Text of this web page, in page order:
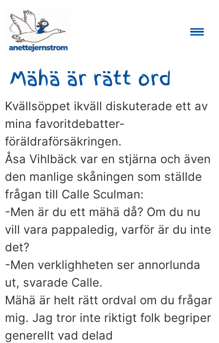
Mähä är rätt ord
Kvällsöppet ikväll diskuterade ett av
mina favoritdebatter-
föräldraförsäkringen.
Åsa Vihlbäck var en stjärna och även
den manlige skåningen som ställde
frågan till Calle Sculman:
-Men är du ett mähä då? Om du nu
vill vara pappaledig, varför är du inte
det?
-Men verklighheten ser annorlunda
ut, svarade Calle.
Mähä är helt rätt ordval om du frågar
mig. Jag tror inte riktigt folk begriper
generellt vad delad